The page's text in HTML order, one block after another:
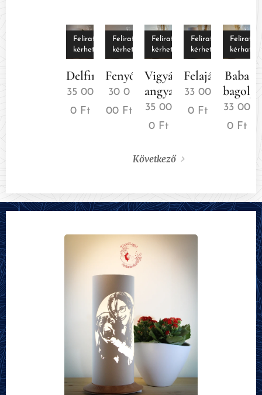
Delfinek
Felirat
kérhető
35 00
0Ft
Fenyőfa
Felirat
kérhető
30 0
00 Ft
Vigyázó
angyal
Felirat
kérhető
35 00
0Ft
Felajánlás
Felirat
kérhető
33 00
0Ft
Baba
bagoly
Felirat
kérhatő
33 00
0Ft
Következő